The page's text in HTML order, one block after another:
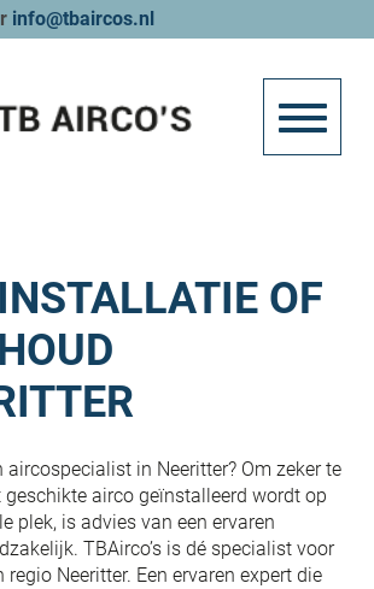
info@tbaircos.nl
OF
aircospecialist in Neeritter? Om zeker te
airco geïnstalleerd wordt op
plek, is advies van een ervaren
TBAirco’s is dé specialist voor
Neeritter. Een ervaren expert die